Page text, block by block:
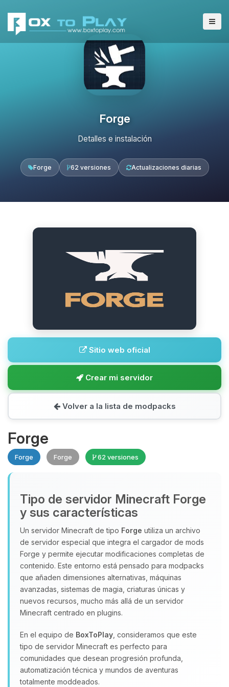
Forge
Detalles e instalación
Forge 62 versiones Actualizaciones diarias
Sitio web oficial
Crear mi servidor
Volver a la lista de modpacks
Forge
Forge Forge 62 versiones
Tipo de servidor Minecraft Forge
y sus características
Un servidor Minecraft de tipo Forge utiliza un archivo
de servidor especial que integra el cargador de mods
Forge y permite ejecutar modificaciones completas de
contenido. Este entorno está pensado para modpacks
que añaden dimensiones alternativas, máquinas
avanzadas, sistemas de magia, criaturas únicas y
nuevos recursos, mucho más allá de un servidor
Minecraft centrado en plugins.
En el equipo de BoxToPlay , consideramos que este
tipo de servidor Minecraft es perfecto para
comunidades que desean progresión profunda,
automatización técnica y mundos de aventuras
totalmente moddeados.
Yupi, por fin alguien con quien
hablar! Soy Choupy, tu pequeno
asistente de BoxToPlay. Cuentame
que necesitas y moveré mis
pequenos circuitos para ayudarte.
08/08/2026 15:55